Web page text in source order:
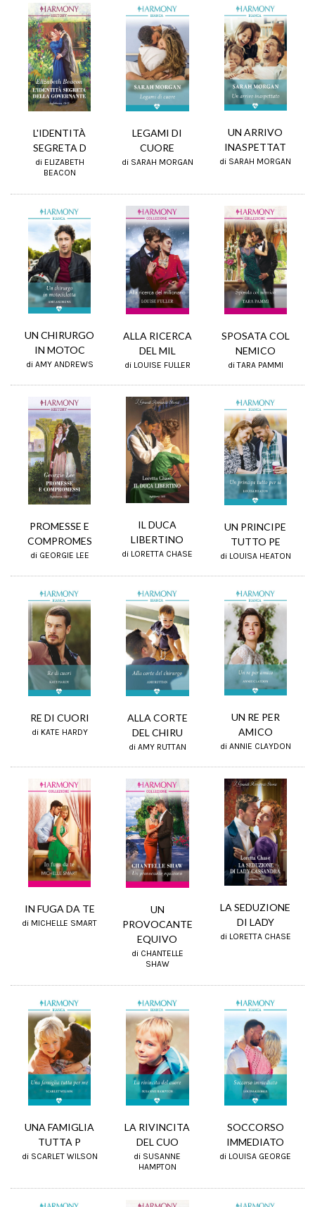
L'IDENTITÀ
SEGRETA D
di ELIZABETH
BEACON
LEGAMI DI
CUORE
di SARAH MORGAN
UN ARRIVO
INASPETTAT
di SARAH MORGAN
UN CHIRURGO
IN MOTOC
di AMY ANDREWS
ALLA RICERCA
DEL MIL
di LOUISE FULLER
SPOSATA COL
NEMICO
di TARA PAMMI
PROMESSE E
COMPROMES
di GEORGIE LEE
IL DUCA
LIBERTINO
di LORETTA CHASE
UN PRINCIPE
TUTTO PE
di LOUISA HEATON
RE DI CUORI
di KATE HARDY
ALLA CORTE
DEL CHIRU
di AMY RUTTAN
UN RE PER
AMICO
di ANNIE CLAYDON
IN FUGA DA TE
di MICHELLE SMART
UN
PROVOCANTE
EQUIVO
di CHANTELLE
SHAW
LA SEDUZIONE
DI LADY
di LORETTA CHASE
UNA FAMIGLIA
TUTTA P
di SCARLET WILSON
LA RIVINCITA
DEL CUO
di SUSANNE
HAMPTON
SOCCORSO
IMMEDIATO
di LOUISA GEORGE